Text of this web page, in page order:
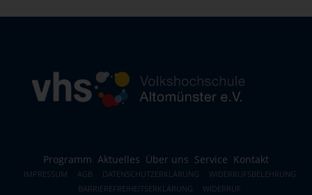
Programm Aktuelles Über uns Service Kontakt
IMPRESSUM AGB DATENSCHUTZERKLÄRUNG
WIDERRUFSBELEHRUNG
BARRIEREFREIHEITSERKLÄRUNG
WIDERRUF